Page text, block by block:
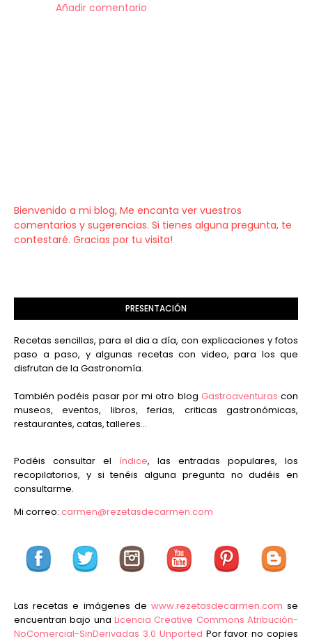
Añadir comentario
Bienvenido a mi blog, Me encanta ver vuestros
comentarios y sugerencias. Si tienes alguna pregunta, te
contestaré. Gracias por tu visita!
PRESENTACIÓN
Recetas sencillas, para el dia a día, con explicaciones y fotos
paso a paso, y algunas recetas con video, para los que
disfrutan de la Gastronomía.
También podéis pasar por mi otro blog Gastroaventuras con
museos, eventos, libros, ferias, criticas gastronómicas,
restaurantes, catas, talleres...
Podéis consultar el índice, las entradas populares, los
recopilatorios, y si tenéis alguna pregunta no dudéis en
consultarme.
Mi correo: carmen@rezetasdecarmen.com
Las recetas e imágenes de www.rezetasdecarmen.com se
encuentran bajo una Licencia Creative Commons Atribución-
NoComercial-SinDerivadas 3.0 Unported Por favor no copies